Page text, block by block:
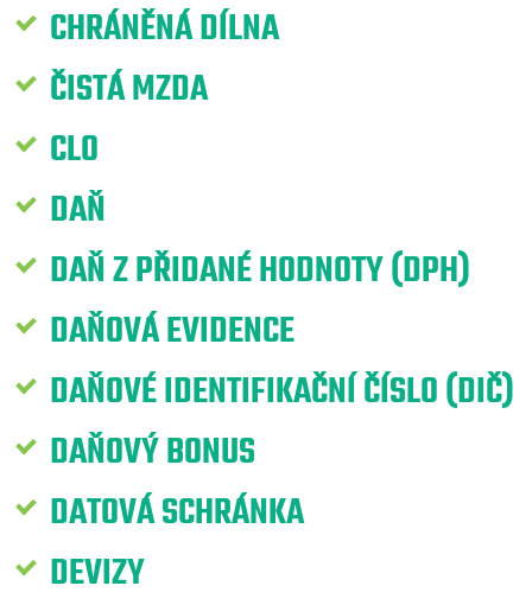
CHRÁNĚNÁ DÍLNA
ČISTÁ MZDA
CLO
DAŇ
DAŇ Z PŘIDANÉ HODNOTY (DPH)
DAŇOVÁ EVIDENCE
DAŇOVÉ IDENTIFIKAČNÍ ČÍSLO (DIČ)
DAŇOVÝ BONUS
DATOVÁ SCHRÁNKA
DEVIZY